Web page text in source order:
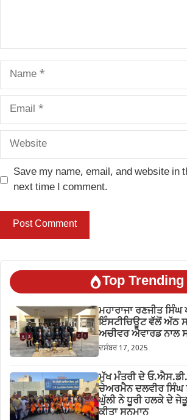
Name
Email
Website
Save my name, email, and website in
next time I comment.
Top Trending
ਮਹਾਰਾਜਾ ਰਣਜੀਤ ਸਿੰਘ
ਇੰਸਟੀਚਿਊਟ ਵੱਲੋਂ ਅੱਠ
ਅਚੀਵਰ ਐਵਾਰਡ ਨਾਲ
ਦਸੰਬਰ 17, 2025
ਮੁੱਖ ਮੰਤਰੀ ਦੇ
ਚੇਅਰਮੈਨ ਦਲਵੀਰ ਸਿੰਘ
ਘੁੱਲੀ ਨੇ ਧੂਰੀ ਹਲਕੇ ਦੇ
ਕੀਤਾ ਸਨਮਾਨ